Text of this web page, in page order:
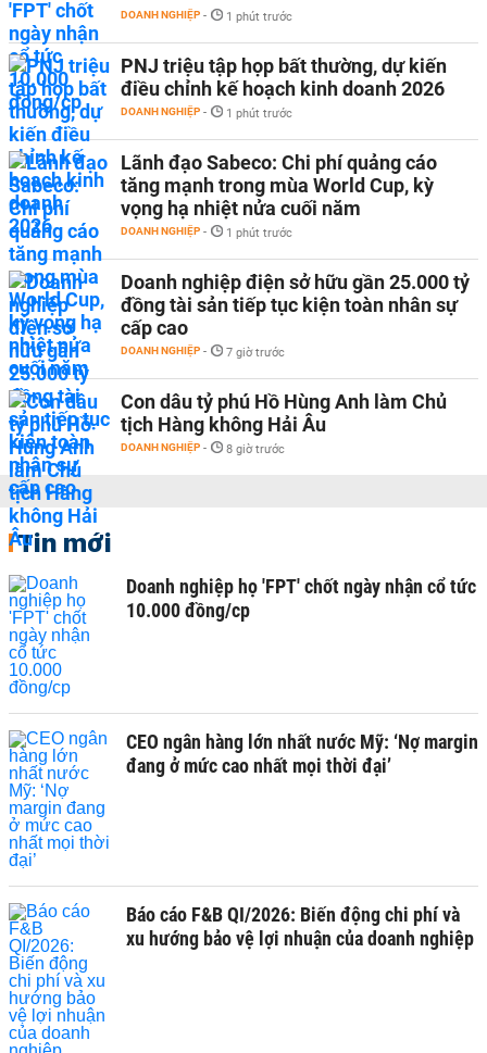
DOANH NGHIỆP - 1 phút trước
PNJ triệu tập họp bất thường, dự kiến
điều chỉnh kế hoạch kinh doanh 2026
DOANH NGHIỆP - 1 phút trước
Lãnh đạo Sabeco: Chi phí quảng cáo
tăng mạnh trong mùa World Cup, kỳ
vọng hạ nhiệt nửa cuối năm
DOANH NGHIỆP - 1 phút trước
Doanh nghiệp điện sở hữu gần 25.000 tỷ
đồng tài sản tiếp tục kiện toàn nhân sự
cấp cao
DOANH NGHIỆP - 7 giờ trước
Con dâu tỷ phú Hồ Hùng Anh làm Chủ
tịch Hàng không Hải Âu
DOANH NGHIỆP - 8 giờ trước
Tin mới
Doanh nghiệp họ 'FPT' chốt ngày nhận cổ tức
10.000 đồng/cp
CEO ngân hàng lớn nhất nước Mỹ: ‘Nợ margin
đang ở mức cao nhất mọi thời đại’
Báo cáo F&B QI/2026: Biến động chi phí và
xu hướng bảo vệ lợi nhuận của doanh nghiệp